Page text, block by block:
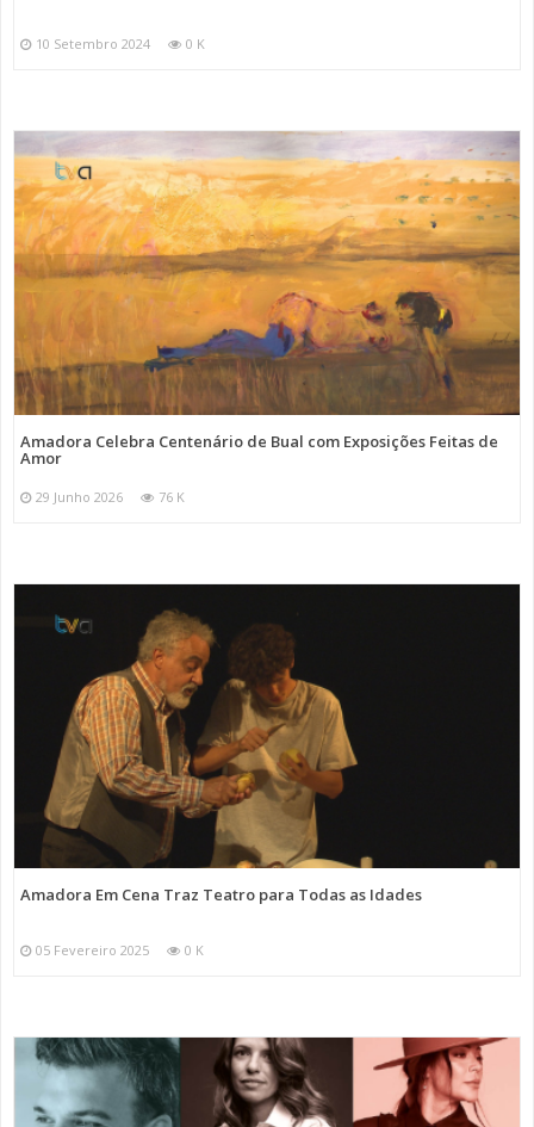
10 Setembro 2024 0 K
Amadora Celebra Centenário de Bual com Exposições Feitas de
Amor
29 Junho 2026 76 K
Amadora Em Cena Traz Teatro para Todas as Idades
05 Fevereiro 2025 0 K